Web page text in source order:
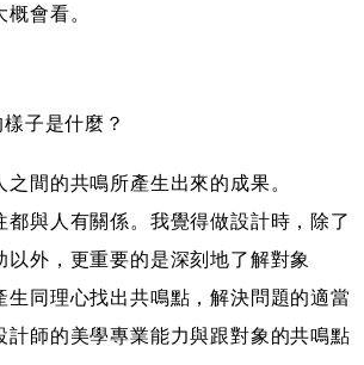
會看。
子是什麼？
間的共鳴所產生出來的成果。
都與人有關係。我覺得做設計時，除了
以外，更重要的是深刻地了解對象
生同理心找出共鳴點，解決問題的適當
計師的美學專業能力與跟對象的共鳴點